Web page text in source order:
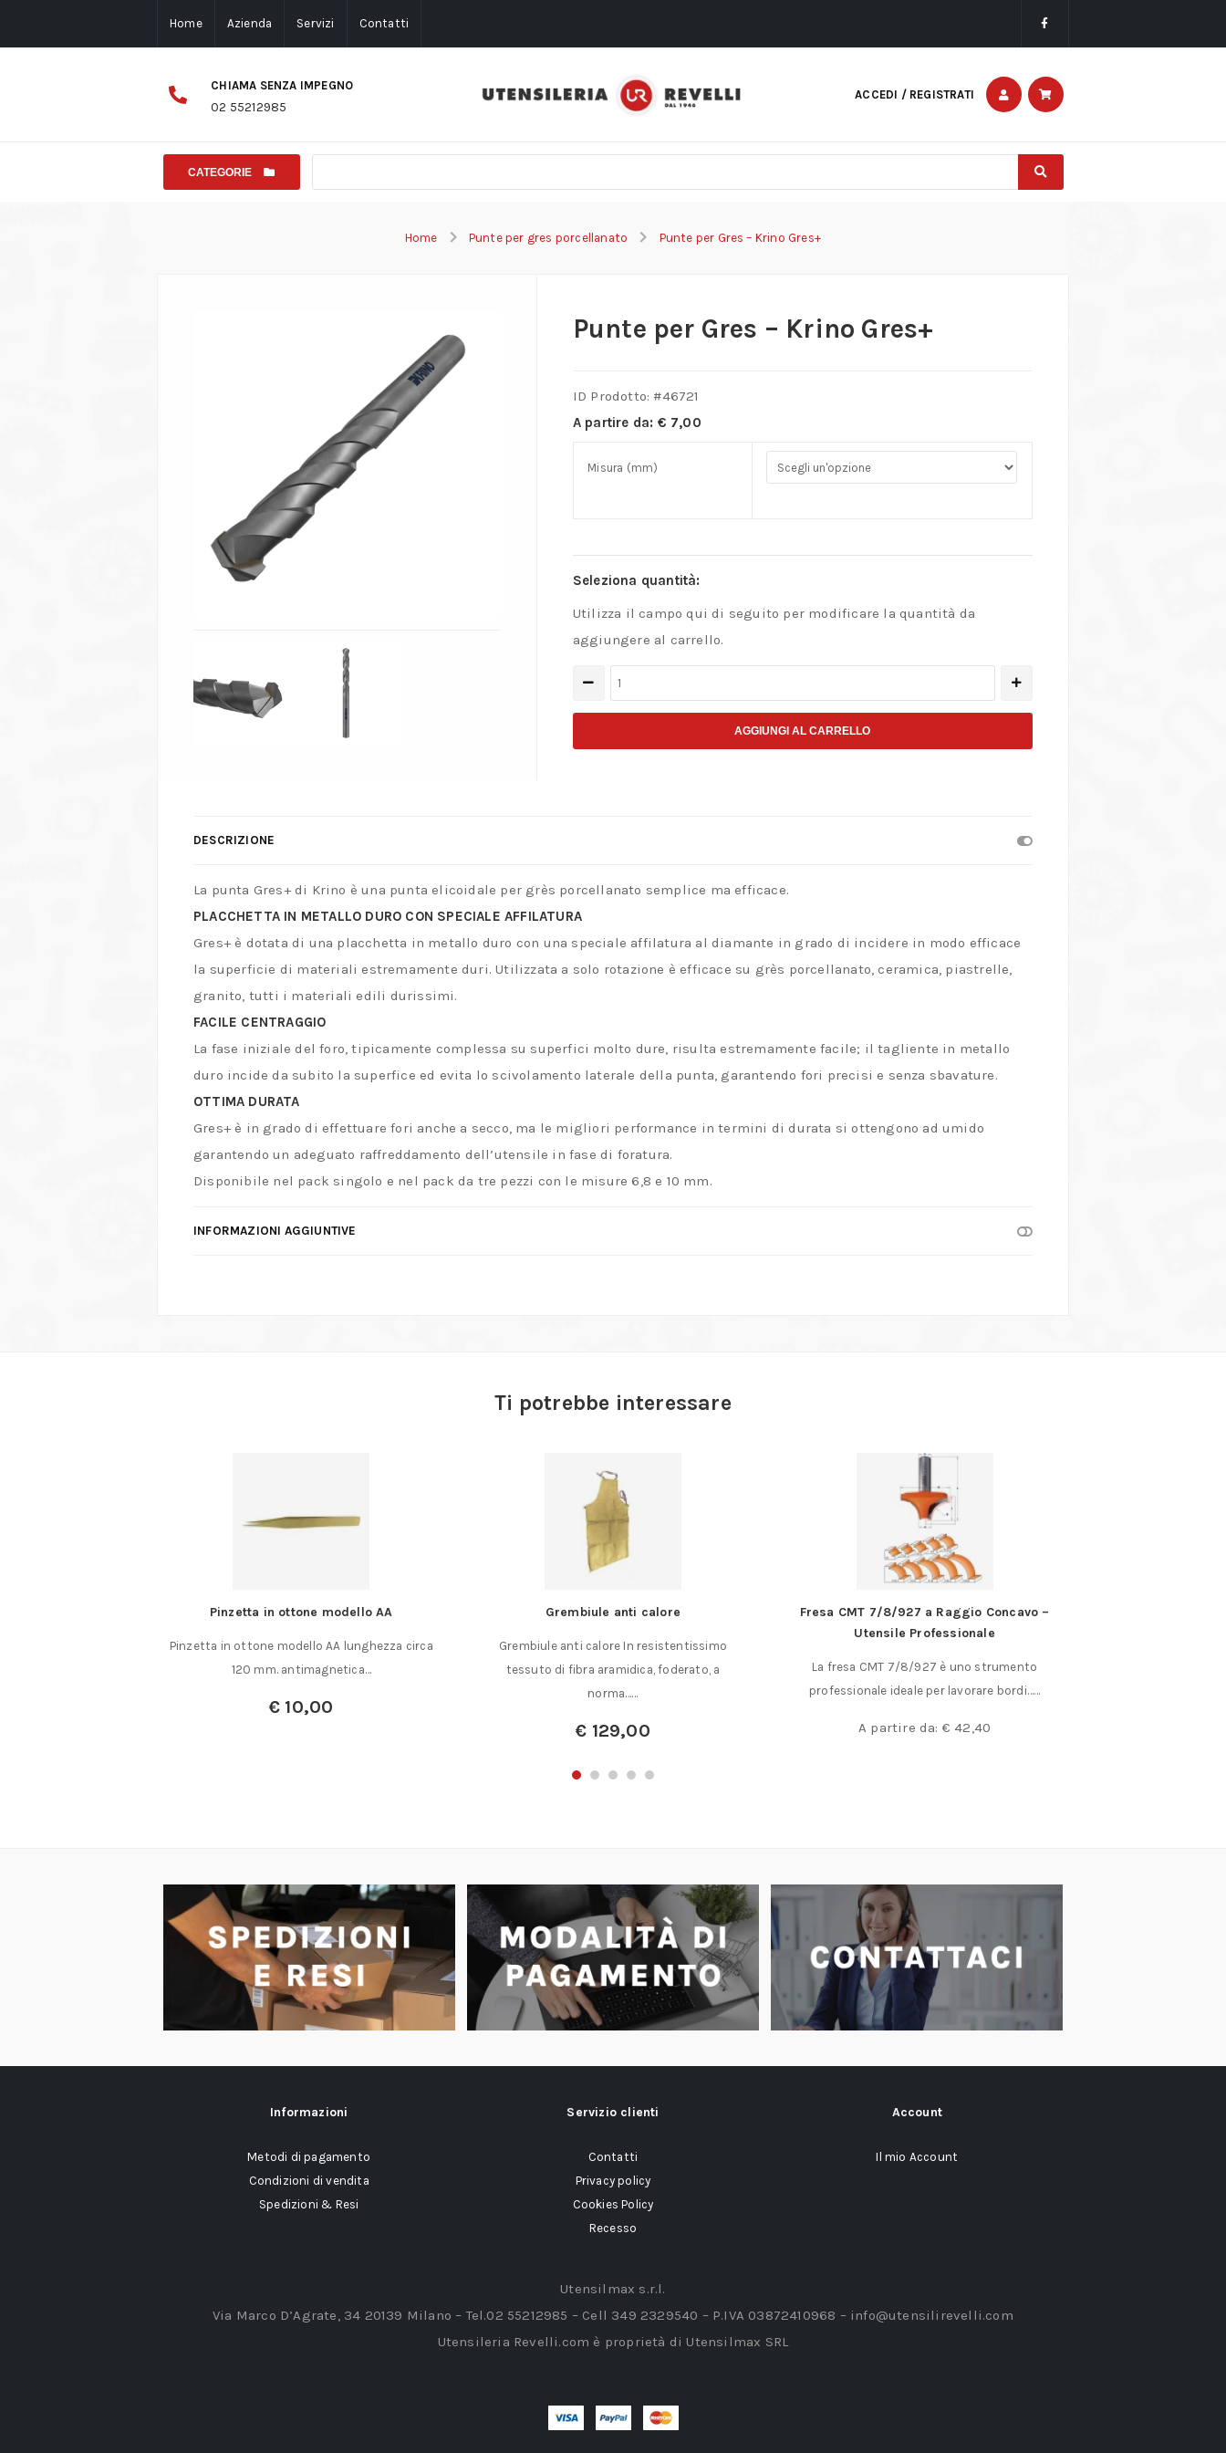
Home Azienda Servizi Contatti
CHIAMA SENZA IMPEGNO
02 55212985
ACCEDI / REGISTRATI
CATEGORIE
Home Punte per gres porcellanato Punte per Gres – Krino Gres+
Punte per Gres – Krino Gres+
ID Prodotto: #46721
A partire da: € 7,00
Misura (mm)
Seleziona quantità:
Utilizza il campo qui di seguito per modificare la quantità da
aggiungere al carrello.
Punte
AGGIUNGI AL CARRELLO
DESCRIZIONE
La punta Gres+ di Krino è una punta elicoidale per grès porcellanato semplice ma efficace.
PLACCHETTA IN METALLO DURO CON SPECIALE AFFILATURA
Gres+ è dotata di una placchetta in metallo duro con una speciale affilatura al diamante in grado di incidere in modo efficace
la superficie di materiali estremamente duri. Utilizzata a solo rotazione è efficace su grès porcellanato, ceramica, piastrelle,
granito, tutti i materiali edili durissimi.
FACILE CENTRAGGIO
La fase iniziale del foro, tipicamente complessa su superfici molto dure, risulta estremamente facile; il tagliente in metallo
duro incide da subito la superfice ed evita lo scivolamento laterale della punta, garantendo fori precisi e senza sbavature.
OTTIMA DURATA
Gres+ è in grado di effettuare fori anche a secco, ma le migliori performance in termini di durata si ottengono ad umido
garantendo un adeguato raffreddamento dell’utensile in fase di foratura.
Disponibile nel pack singolo e nel pack da tre pezzi con le misure 6,8 e 10 mm.
INFORMAZIONI AGGIUNTIVE
Ti potrebbe interessare
Pinzetta in ottone modello AA
Pinzetta in ottone modello AA lunghezza circa
120 mm. antimagnetica…
€ 10,00
Grembiule anti calore
Grembiule anti calore In resistentissimo
tessuto di fibra aramidica, foderato, a
norma……
€ 129,00
Fresa CMT 7/8/927 a Raggio Concavo –
Utensile Professionale
La fresa CMT 7/8/927 è uno strumento
professionale ideale per lavorare bordi……
A partire da: € 42,40
Informazioni
Metodi di pagamento
Condizioni di vendita
Spedizioni & Resi
Servizio clienti
Contatti
Privacy policy
Cookies Policy
Recesso
Account
Il mio Account
Utensilmax s.r.l.
Via Marco D’Agrate, 34 20139 Milano – Tel.02 55212985 – Cell 349 2329540 – P.IVA 03872410968 – info@utensilirevelli.com
Utensileria Revelli.com è proprietà di Utensilmax SRL